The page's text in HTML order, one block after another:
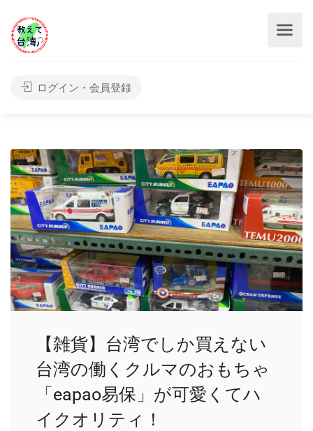
ログイン・会員登録
【雑貨】台湾でしか買えない
台湾の働くクルマのおもちゃ
「eapao易保」が可愛くてハ
イクオリティ！